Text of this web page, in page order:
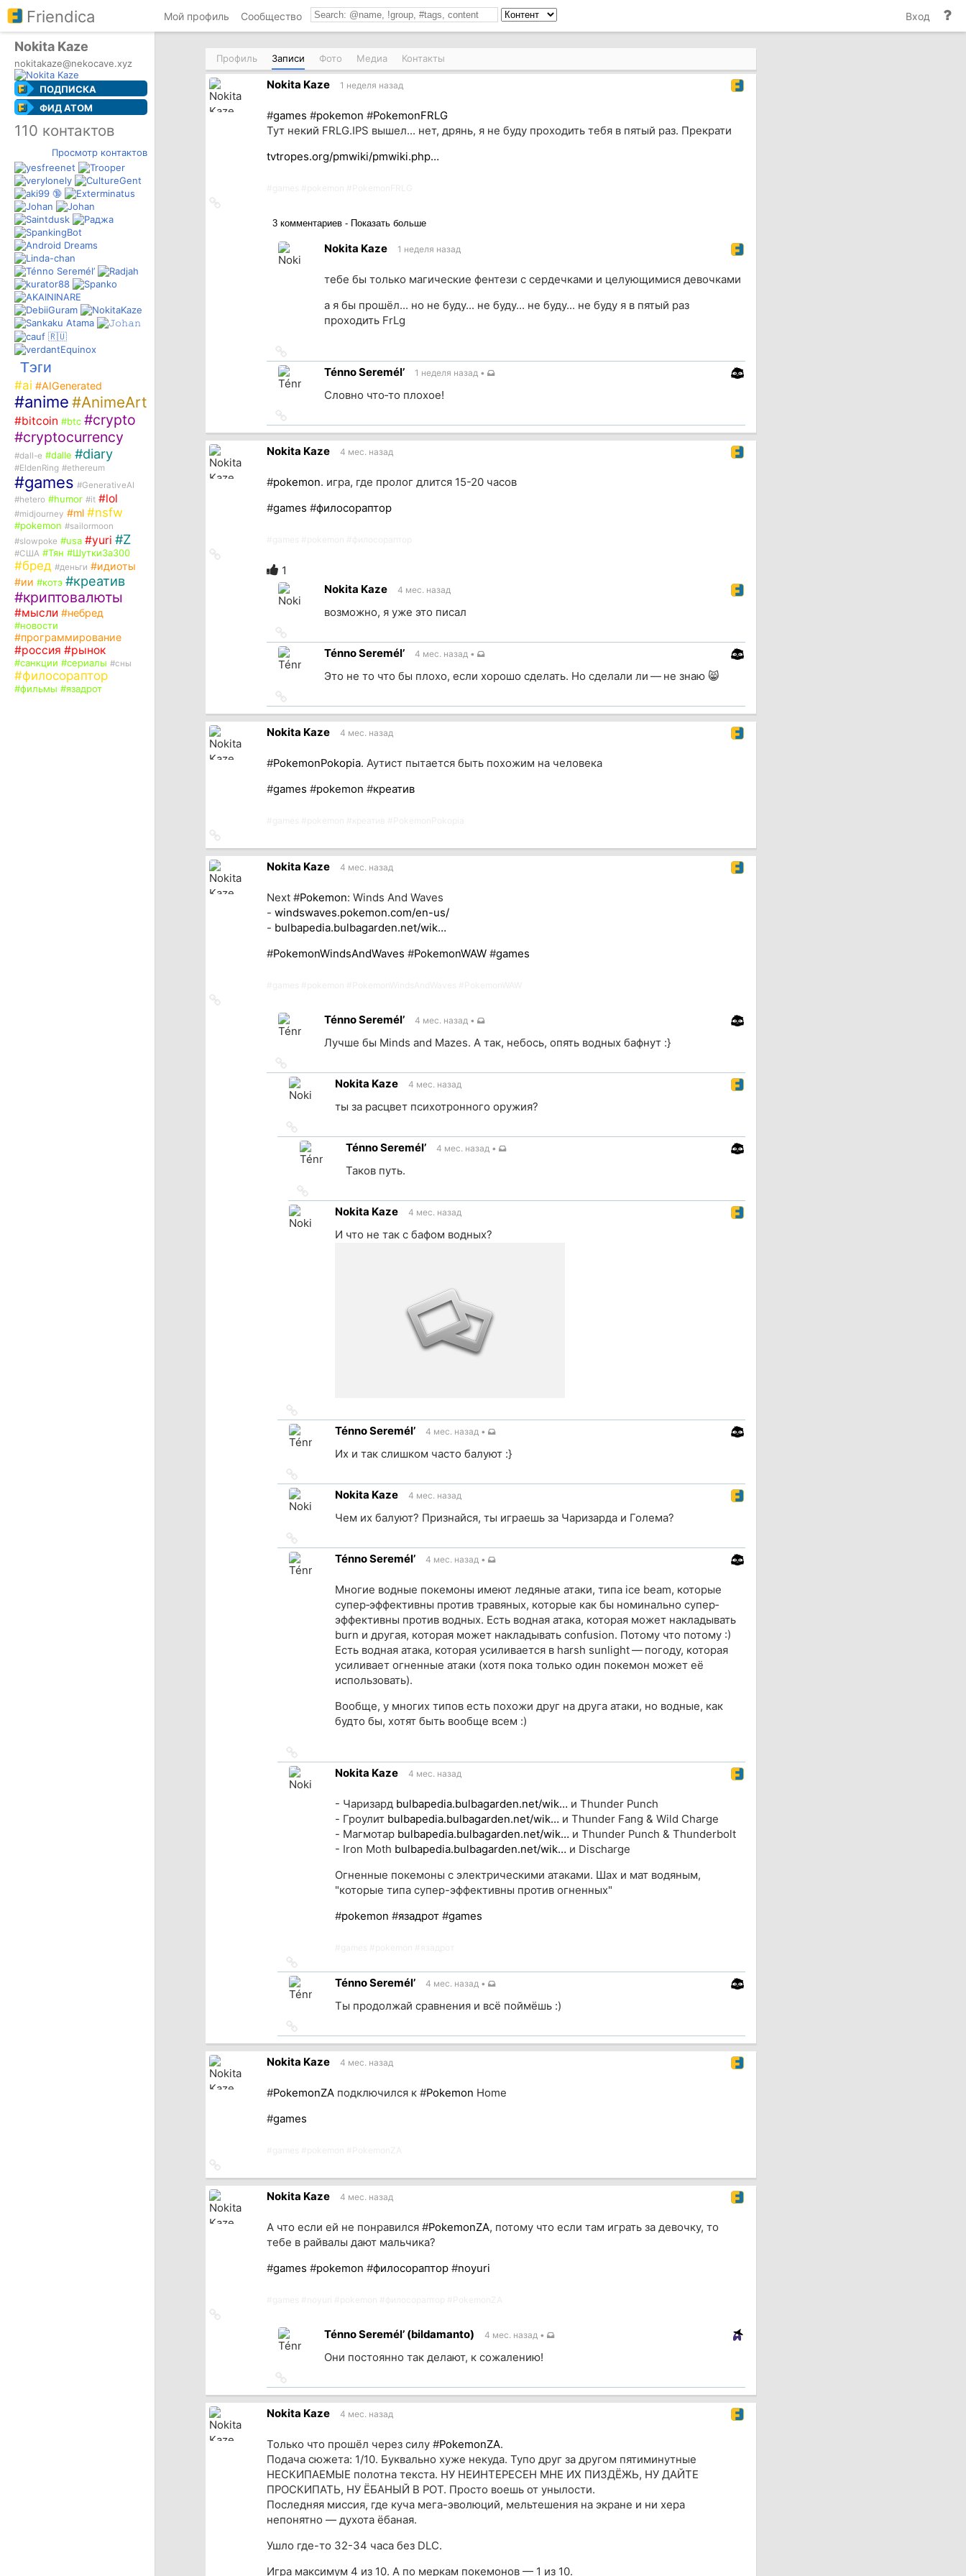
Friendica Мой профиль Сообщество Вход
Nokita Kaze
nokitakaze@nekocave.xyz
ПОДПИСКА
ФИД ATOM
110 контактов
Просмотр контактов
Тэги
#ai #AIGenerated
#anime #AnimeArt
#bitcoin #btc #crypto
#cryptocurrency
#dall-e #dalle #diary
#EldenRing #ethereum
#games #GenerativeAI
#hetero #humor #it #lol
#midjourney #ml #nsfw
#pokemon #sailormoon
#slowpoke #usa #yuri #Z
#США #Тян #ШуткиЗа300
#бред #деньги #идиоты
#ии #котэ #креатив
#криптовалюты
#мысли #небред
#новости
#программирование
#россия #рынок
#санкции #сериалы #сны
#филосораптор
#фильмы #язадрот
Профиль Записи Фото Медиа Контакты
Nokita Kaze 1 неделя назад
#games #pokemon #PokemonFRLG
Тут некий FRLG.IPS вышел... нет, дрянь, я не буду проходить тебя в пятый раз. Прекрати
tvtropes.org/pmwiki/pmwiki.php…
3 комментариев - Показать больше
Nokita Kaze 1 неделя назад
тебе бы только магические фентези с сердечками и целующимися девочками
а я бы прошёл... но не буду... не буду... не буду... не буду я в пятый раз
проходить FrLg
на
источникTénno Seremél’ 1 неделя назад •
Словно что‐то плохое!
на
источник
Nokita Kaze 4 мес. назад
#pokemon. игра, где пролог длится 15-20 часов
#games #филосораптор
1
Nokita Kaze
4 мес. назад
возможно, я уже это писал
на
источникTénno Seremél’ 4 мес. назад •
Это не то что бы плохо, если хорошо сделать. Но сделали ли — не знаю 😸
на
источник
Nokita Kaze 4 мес. назад
#PokemonPokopia. Аутист пытается быть похожим на человека
#games #pokemon #креатив
на
источник
Nokita Kaze 4 мес. назад
Next #Pokemon: Winds And Waves
- windswaves.pokemon.com/en-us/
- bulbapedia.bulbagarden.net/wik…
#PokemonWindsAndWaves #PokemonWAW#games
Ténno Seremél’ 4 мес. назад •
Лучше бы Minds and Mazes. А так, небось, опять водных бафнут :}
на
источник
Nokita Kaze 4 мес. назад
ты за расцвет психотронного оружия?
на
источник
Ténno Seremél’ 4 мес. назад •
Таков путь.
на
источникNokita Kaze 4 мес. назад
И что не так с бафом водных?
на
источникTénno Seremél’ 4 мес. назад •
Их и так слишком часто балуют :}
на
источникNokita Kaze 4 мес. назад
Чем их балуют? Признайся, ты играешь за Чаризарда и Голема?
на
источникTénno Seremél’ 4 мес. назад •
Многие водные покемоны имеют ледяные атаки, типа ice beam, которые
супер‐эффективны против травяных, которые как бы номинально супер‐
эффективны против водных. Есть водная атака, которая может накладывать
burn и другая, которая может накладывать confusion. Потому что потому :)
Есть водная атака, которая усиливается в harsh sunlight — погоду, которая
усиливает огненные атаки (хотя пока только один покемон может её
использовать).
Вообще, у многих типов есть похожи друг на друга атаки, но водные, как
будто бы, хотят быть вообще всем :)
на
источникNokita Kaze 4 мес. назад
- Чаризард bulbapedia.bulbagarden.net/wik… и Thunder Punch
- Гроулит bulbapedia.bulbagarden.net/wik… и Thunder Fang & Wild Charge
- Магмотар bulbapedia.bulbagarden.net/wik… и Thunder Punch & Thunderbolt
- Iron Moth bulbapedia.bulbagarden.net/wik… и Discharge
Огненные покемоны с электрическими атаками. Шах и мат водяным,
"которые типа супер-эффективны против огненных"
#pokemon #язадрот#games
на
источникTénno Seremél’ 4 мес. назад •
Ты продолжай сравнения и всё поймёшь :)
на
источник
Nokita Kaze 4 мес. назад
#PokemonZAподключился к #Pokemon Home
#games
на
источник
Nokita Kaze 4 мес. назад
А что если ей не понравился #PokemonZA, потому что если там играть за девочку, то
тебе в райвалы дают мальчика?
#games #pokemon #филосораптор#noyuri
Ténno Seremél’ (bildamanto) 4 мес. назад •
Они постоянно так делают, к сожалению!
на
источник
Nokita Kaze 4 мес. назад
Только что прошёл через силу #PokemonZA.
Подача сюжета: 1/10. Буквально хуже некуда. Тупо друг за другом пятиминутные
НЕСКИПАЕМЫЕ полотна текста. НУ НЕИНТЕРЕСЕН МНЕ ИХ ПИЗДЁЖЬ, НУ ДАЙТЕ
ПРОСКИПАТЬ, НУ ЁБАНЫЙ В РОТ. Просто воешь от унылости.
Последняя миссия, где куча мега-эволюций, мельтешения на экране и ни хера
непонятно — духота ёбаная.
Ушло где-то 32-34 часа без DLC.
Игра максимум 4 из 10. А по меркам покемонов — 1 из 10.